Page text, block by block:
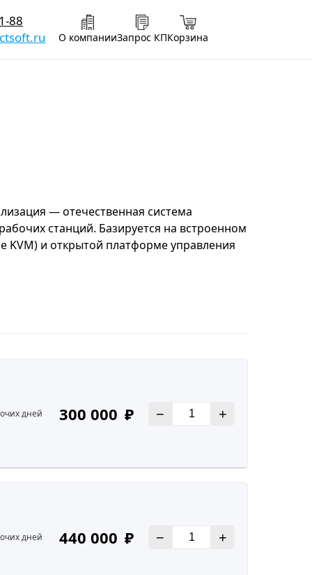
О компанииЗапрос КПКорзина
88
— отечественная система
станций. Базируется на встроенном
KVM) и открытой платформе управления
дней 300 000 ₽ − +
дней 440 000 ₽ − +